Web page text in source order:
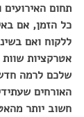
תחום
כל הזמן, אם
ללקוח ואם
אטרקציות
שלכם לרמה
האורחים
חשוב יותר